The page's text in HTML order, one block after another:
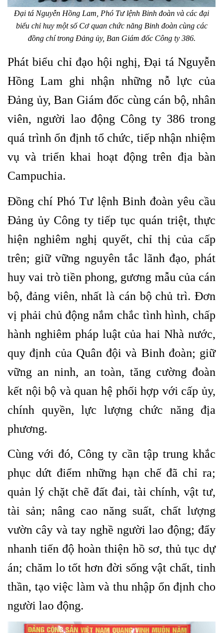
Đại tá Nguyễn Hồng Lam, Phó Tư lệnh Binh đoàn và các đại
biểu chỉ huy một số Cơ quan chức năng Binh đoàn cùng các
đồng chí trong Đảng ủy, Ban Giám đốc Công ty 386.
Phát biểu chỉ đạo hội nghị, Đại tá Nguyễn
Hồng Lam ghi nhận những nỗ lực của
Đảng ủy, Ban Giám đốc cùng cán bộ, nhân
viên, người lao động Công ty 386 trong
quá trình ổn định tổ chức, tiếp nhận nhiệm
vụ và triển khai hoạt động trên địa bàn
Campuchia.
Đồng chí Phó Tư lệnh Binh đoàn yêu cầu
Đảng ủy Công ty tiếp tục quán triệt, thực
hiện nghiêm nghị quyết, chỉ thị của cấp
trên; giữ vững nguyên tắc lãnh đạo, phát
huy vai trò tiền phong, gương mẫu của cán
bộ, đảng viên, nhất là cán bộ chủ trì. Đơn
vị phải chủ động nắm chắc tình hình, chấp
hành nghiêm pháp luật của hai Nhà nước,
quy định của Quân đội và Binh đoàn; giữ
vững an ninh, an toàn, tăng cường đoàn
kết nội bộ và quan hệ phối hợp với cấp ủy,
chính quyền, lực lượng chức năng địa
phương.
Cùng với đó, Công ty cần tập trung khắc
phục dứt điểm những hạn chế đã chỉ ra;
quản lý chặt chẽ đất đai, tài chính, vật tư,
tài sản; nâng cao năng suất, chất lượng
vườn cây và tay nghề người lao động; đẩy
nhanh tiến độ hoàn thiện hồ sơ, thủ tục dự
án; chăm lo tốt hơn đời sống vật chất, tinh
thần, tạo việc làm và thu nhập ổn định cho
người lao động.